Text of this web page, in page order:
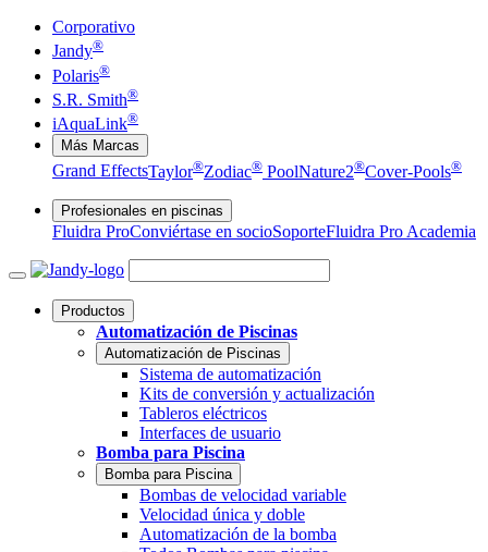
Corporativo
Jandy®
Polaris®
S.R. Smith®
iAquaLink®
Más Marcas
Grand EffectsTaylor®Zodiac® PoolNature2®Cover-Pools®
Profesionales en piscinas
Fluidra ProConviértase en socioSoporteFluidra Pro Academia
Productos
Automatización de Piscinas
Automatización de Piscinas
Sistema de automatización
Kits de conversión y actualización
Tableros eléctricos
Interfaces de usuario
Bomba para Piscina
Bomba para Piscina
Bombas de velocidad variable
Velocidad única y doble
Automatización de la bomba